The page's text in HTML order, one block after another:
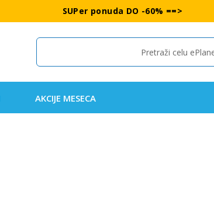
SUPer ponuda DO -60% ==>
Search
AKCIJE MESECA